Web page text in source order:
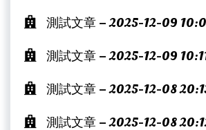
測試文章 – 2025-12-09
測試文章 – 2025-12-09
測試文章 – 2025-12-08
測試文章 – 2025-12-08